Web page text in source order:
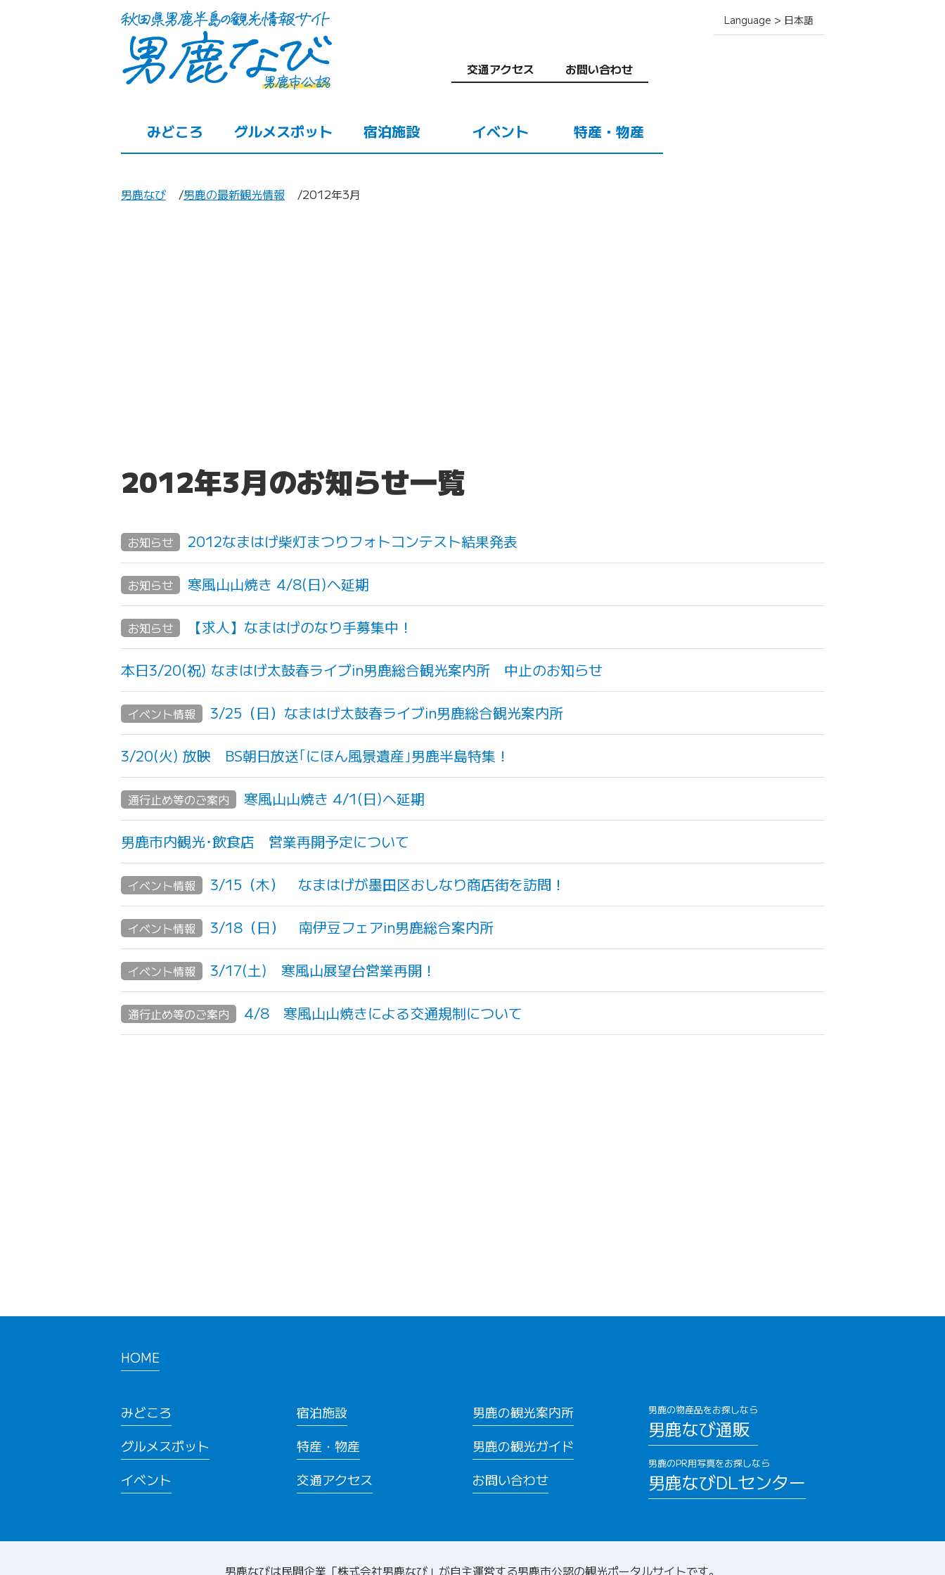
Language > 日本語
交通アクセス お問い合わせ
みどころ グルメスポット 宿泊施設 イベント 特産・物産
男鹿なび 男鹿の最新観光情報 2012年3月
2012年3月のお知らせ一覧
お知らせ 2012なまはげ柴灯まつりフォトコンテスト結果発表
お知らせ 寒風山山焼き 4/8(日)へ延期
お知らせ 【求人】なまはげのなり手募集中！
本日3/20(祝) なまはげ太鼓春ライブin男鹿総合観光案内所 中止のお知らせ
イベント情報 3/25（日）なまはげ太鼓春ライブin男鹿総合観光案内所
3/20(火) 放映 BS朝日放送｢にほん風景遺産｣男鹿半島特集！
通行止め等のご案内 寒風山山焼き 4/1(日)へ延期
男鹿市内観光･飲食店 営業再開予定について
イベント情報 3/15（木） なまはげが墨田区おしなり商店街を訪問！
イベント情報 3/18（日） 南伊豆フェアin男鹿総合案内所
イベント情報 3/17(土) 寒風山展望台営業再開！
通行止め等のご案内 4/8 寒風山山焼きによる交通規制について
HOME
みどころ
グルメスポット
イベント
宿泊施設
特産・物産
交通アクセス
男鹿の観光案内所
男鹿の観光ガイド
お問い合わせ
男鹿の物産品をお探しなら
男鹿なび通販
男鹿のPR用写真をお探しなら
男鹿なびDLセンター
男鹿なびは民間企業「株式会社男鹿なび」が自主運営する男鹿市公認の観光ポータルサイトです。